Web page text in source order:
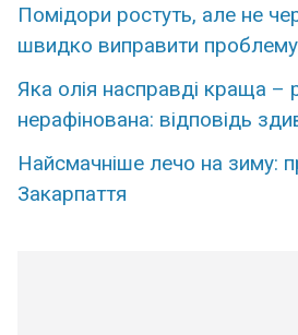
Помідори ростуть, але не
швидко виправити проблему
Яка олія насправді краща –
нерафінована: відповідь
Найсмачніше лечо на зиму:
Закарпаття